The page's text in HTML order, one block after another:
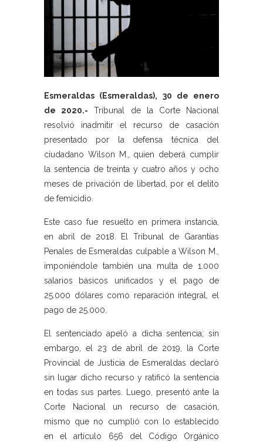
Esmeraldas (Esmeraldas), 30 de enero
de 2020.- Tribunal de la Corte Nacional
resolvió inadmitir el recurso de casación
presentado por la defensa técnica del
ciudadano Wilson M., quien deberá cumplir
la sentencia de treinta y cuatro años y ocho
meses de privación de libertad, por el delito
de femicidio.
Este caso fue resuelto en primera instancia,
en abril de 2018. El Tribunal de Garantías
Penales de Esmeraldas culpable a Wilson M.,
imponiéndole también una multa de 1.000
salarios básicos unificados y el pago de
25.000 dólares como reparación integral, el
pago de 25.000.
El sentenciado apeló a dicha sentencia; sin
embargo, el 23 de abril de 2019, la Corte
Provincial de Justicia de Esmeraldas declaró
sin lugar dicho recurso y ratificó la sentencia
en todas sus partes. Luego, presentó ante la
Corte Nacional un recurso de casación,
mismo que no cumplió con lo establecido
en el artículo 656 del Código Orgánico